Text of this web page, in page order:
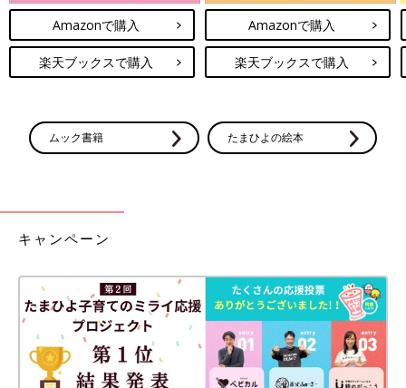
Amazonで購入
楽天ブックスで購入
Amazonで購入
楽天ブックスで購入
ムック書籍 たまひよの絵本
キャンペーン